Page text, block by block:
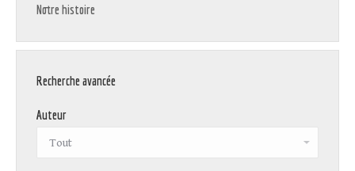
Notre histoire
Recherche avancée
Auteur